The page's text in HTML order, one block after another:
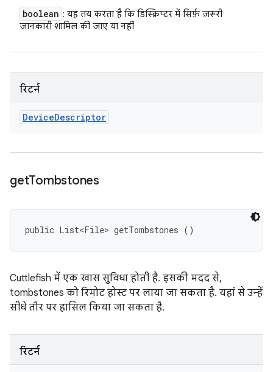
boolean : यह तय करता है कि डिस्क्रिप्टर में सिर्फ़ ज़रूरी
जानकारी शामिल की जाए या नहीं
रिटर्न
DeviceDescriptor
getTombstones
public List<File> getTombstones ()
Cuttlefish में एक खास सुविधा होती है. इसकी मदद से,
tombstones को रिमोट होस्ट पर लाया जा सकता है. यहां से उन्हें
सीधे तौर पर हासिल किया जा सकता है.
रिटर्न